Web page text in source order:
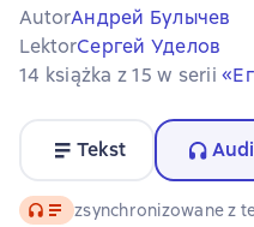
AutorАндрей Булычев
LektorСергей Уделов
14 książka z 15 w serii
Tekst
Audio zsynchronizowane z